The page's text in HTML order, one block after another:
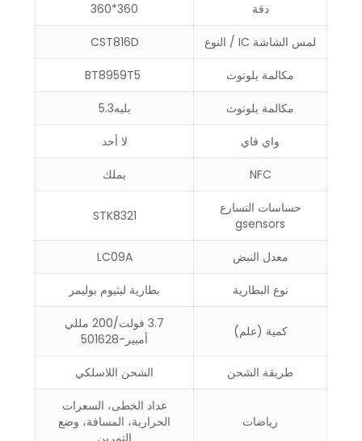
دقة 360*360
لمس الشاشة IC / النوع CST816D
مكالمة بلوتوث
مكالمة بلوتوث بليه5.3
واي فاي لا أحد
NFC يملك
حساسات التسارع
gsensors
STK8321
معدل النبض LC09A
نوع البطارية بطارية ليثيوم بوليمر
كمية (علم)
3.7 فولت/200 مللي
أمبير-501628
طريقة الشحن الشحن اللاسلكي
رياضات
عداد الخطى، السعرات
الحرارية، المسافة، وضع
التمرين